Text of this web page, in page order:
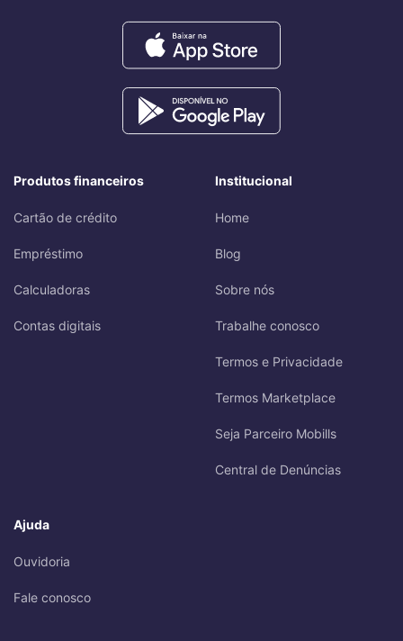
Produtos financeiros
Cartão de crédito
Empréstimo
Calculadoras
Contas digitais
Institucional
Home
Blog
Sobre nós
Trabalhe conosco
Termos e Privacidade
Termos Marketplace
Seja Parceiro Mobills
Central de Denúncias
Ajuda
Ouvidoria
Fale conosco